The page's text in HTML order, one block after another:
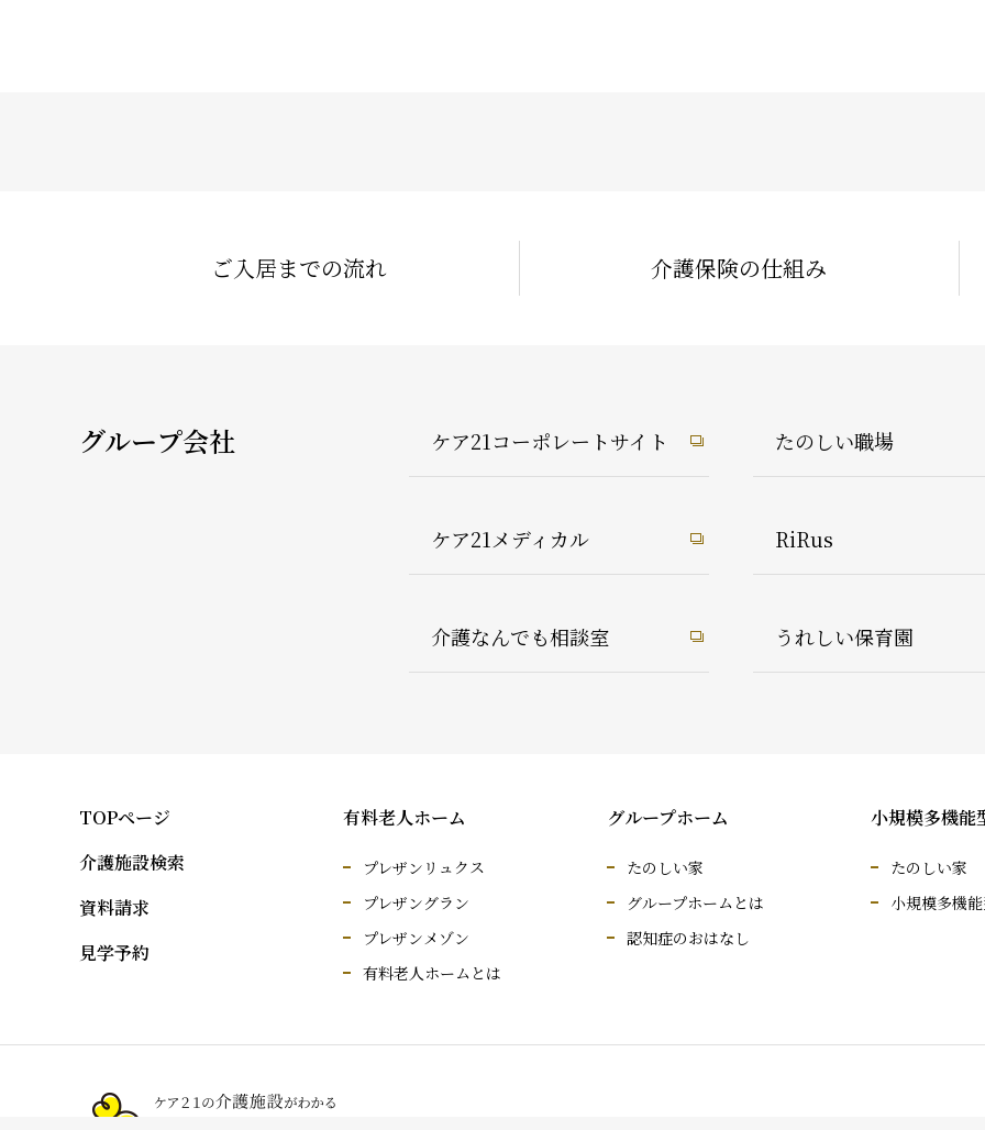
ご入居までの流れ 介護保険の仕組み
グループ会社 ケア21コーポレートサイト たのしい職場
ケア21メディカル RiRus
介護なんでも相談室 うれしい保育園
TOPページ
介護施設検索
資料請求
見学予約
有料老人ホーム
プレザンリュクス
プレザングラン
プレザンメゾン
有料老人ホームとは
グループホーム
たのしい家
グループホームとは
認知症のおはなし
小規模多機能
たのしい家
小規模多機